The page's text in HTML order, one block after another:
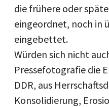
die frühere oder
eingeordnet, noch in
eingebettet.
Würden sich nicht
Pressefotografie die
DDR, aus
Konsolidierung,